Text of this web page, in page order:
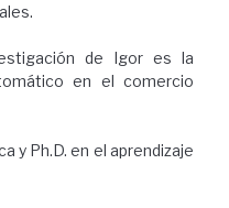
de Igor es la
en el comercio
y Ph.D. en el aprendizaje